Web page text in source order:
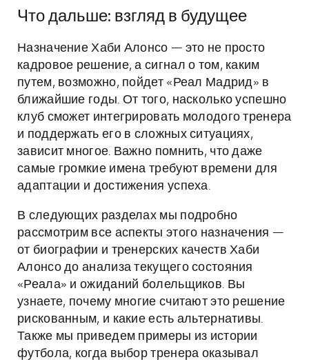
Что дальше: взгляд в будущее
Назначение Хаби Алонсо — это не просто
кадровое решение, а сигнал о том, каким
путем, возможно, пойдет «Реал Мадрид» в
ближайшие годы. От того, насколько успешно
клуб сможет интегрировать молодого тренера
и поддержать его в сложных ситуациях,
зависит многое. Важно помнить, что даже
самые громкие имена требуют времени для
адаптации и достижения успеха.
В следующих разделах мы подробно
рассмотрим все аспекты этого назначения —
от биографии и тренерских качеств Хаби
Алонсо до анализа текущего состояния
«Реала» и ожиданий болельщиков. Вы
узнаете, почему многие считают это решение
рискованным, и какие есть альтернативы.
Также мы приведем примеры из истории
футбола, когда выбор тренера оказывал